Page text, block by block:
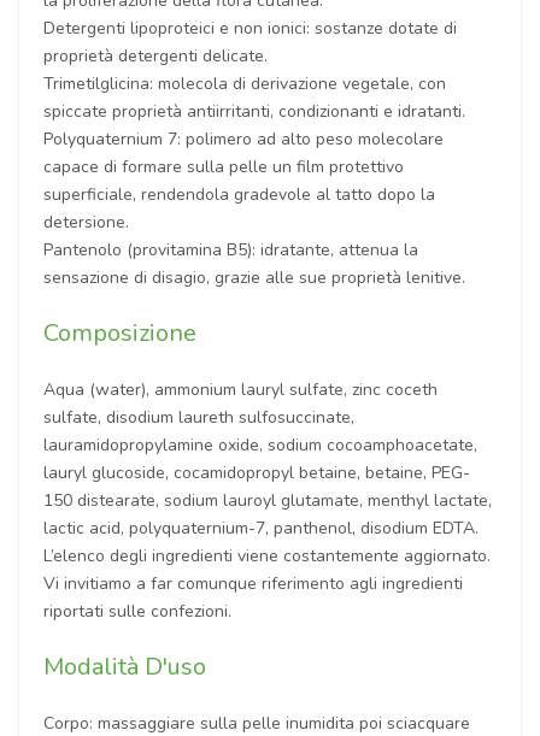
Detergenti lipoproteici e non ionici: sostanze dotate di
proprietà detergenti delicate.
Trimetilglicina: molecola di derivazione vegetale, con
spiccate proprietà antiirritanti, condizionanti e idratanti.
Polyquaternium 7: polimero ad alto peso molecolare
capace di formare sulla pelle un film protettivo
superficiale, rendendola gradevole al tatto dopo la
detersione.
Pantenolo (provitamina B5): idratante, attenua la
sensazione di disagio, grazie alle sue proprietà lenitive.
Composizione
Aqua (water), ammonium lauryl sulfate, zinc coceth
sulfate, disodium laureth sulfosuccinate,
lauramidopropylamine oxide, sodium cocoamphoacetate,
lauryl glucoside, cocamidopropyl betaine, betaine, PEG-
150 distearate, sodium lauroyl glutamate, menthyl lactate,
lactic acid, polyquaternium-7, panthenol, disodium EDTA.
L’elenco degli ingredienti viene costantemente aggiornato.
Vi invitiamo a far comunque riferimento agli ingredienti
riportati sulle confezioni.
Modalità D'uso
Corpo: massaggiare sulla pelle inumidita poi sciacquare